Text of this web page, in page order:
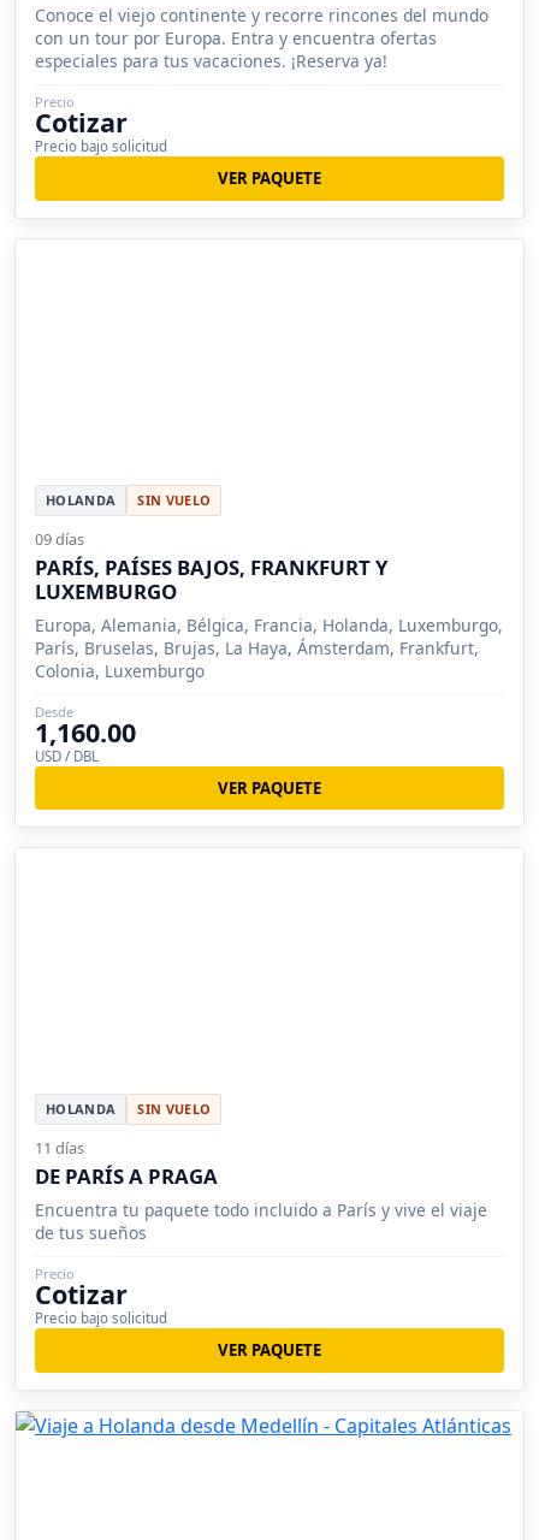
Conoce el viejo continente y recorre rincones del mundo
con un tour por Europa. Entra y encuentra ofertas
especiales para tus vacaciones. ¡Reserva ya!
Precio
Cotizar
Precio bajo solicitud
VER PAQUETE
HOLANDA SIN VUELO
09 días
PARÍS, PAÍSES BAJOS, FRANKFURT Y
LUXEMBURGO
Europa, Alemania, Bélgica, Francia, Holanda, Luxemburgo,
París, Bruselas, Brujas, La Haya, Ámsterdam, Frankfurt,
Colonia, Luxemburgo
Desde
1,160.00
USD / DBL
VER PAQUETE
HOLANDA SIN VUELO
11 días
DE PARÍS A PRAGA
Encuentra tu paquete todo incluido a París y vive el viaje
de tus sueños
Precio
Cotizar
Precio bajo solicitud
VER PAQUETE